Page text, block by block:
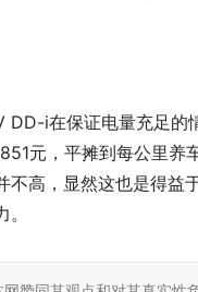
DD-i在保证电量充足的
元，平摊到每公里养
高，显然这也是得益